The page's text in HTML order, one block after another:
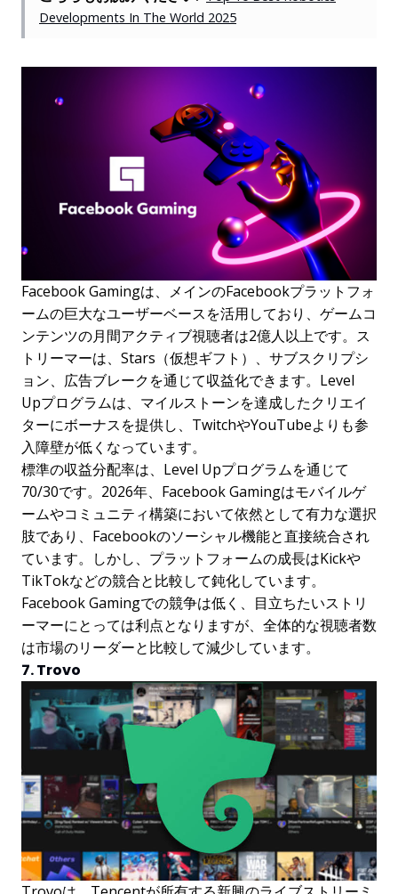
Developments In The World 2025
Facebook Gamingは、メインのFacebookプラットフォ
ームの巨大なユーザーベースを活用しており、ゲームコ
ンテンツの月間アクティブ視聴者は2億人以上です。ス
トリーマーは、Stars（仮想ギフト）、サブスクリプシ
ョン、広告ブレークを通じて収益化できます。Level
Upプログラムは、マイルストーンを達成したクリエイ
ターにボーナスを提供し、TwitchやYouTubeよりも参
入障壁が低くなっています。
標準の収益分配率は、Level Upプログラムを通じて
70/30です。2026年、Facebook Gamingはモバイルゲ
ームやコミュニティ構築において依然として有力な選択
肢であり、Facebookのソーシャル機能と直接統合され
ています。しかし、プラットフォームの成長はKickや
TikTokなどの競合と比較して鈍化しています。
Facebook Gamingでの競争は低く、目立ちたいストリ
ーマーにとっては利点となりますが、全体的な視聴者数
は市場のリーダーと比較して減少しています。
7. Trovo